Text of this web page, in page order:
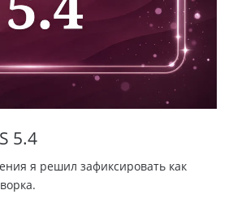
5.4
я решил зафиксировать как